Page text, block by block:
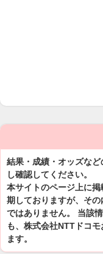
結果・成績・オッズな
し確認してください。
本サイトのページ上に
期しておりますが、そ
ではありません。 当該
も、株式会社NTTドコ
ます。